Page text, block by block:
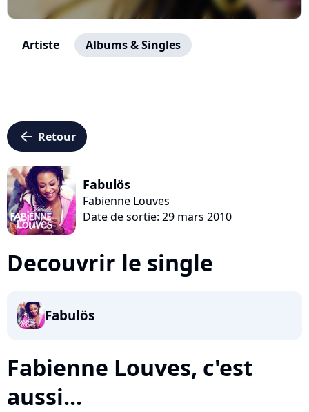
Artiste Albums & Singles
arrow_left Retour
Fabulös
Fabienne Louves
Date de sortie: 29 mars 2010
Decouvrir le single
Fabulös
Fabienne Louves, c'est
aussi...